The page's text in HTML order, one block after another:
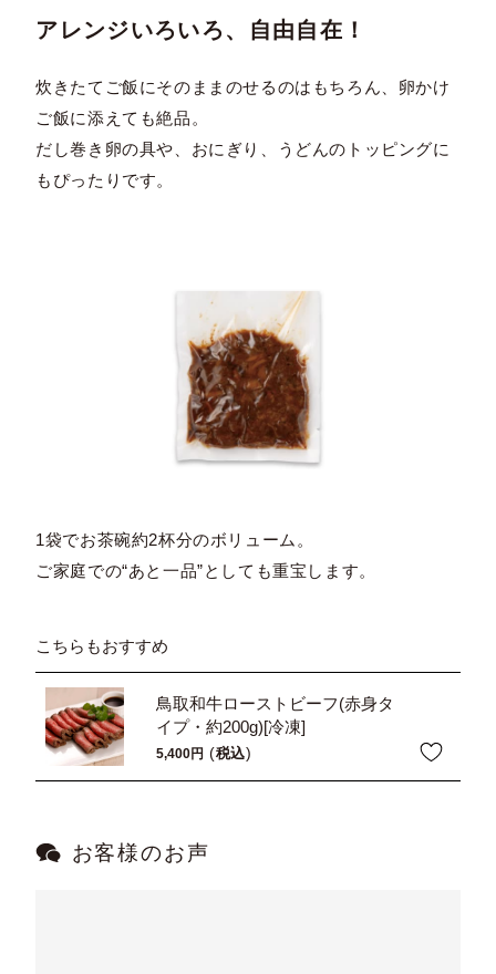
アレンジいろいろ、自由自在！
炊きたてご飯にそのままのせるのはもちろん、卵かけ
ご飯に添えても絶品。
だし巻き卵の具や、おにぎり、うどんのトッピングに
もぴったりです。
1袋でお茶碗約2杯分のボリューム。
ご家庭での“あと一品”としても重宝します。
こちらもおすすめ
鳥取和牛ローストビーフ(赤身タ
イプ・約200g)[冷凍]
5,400 税込
お客様のお声